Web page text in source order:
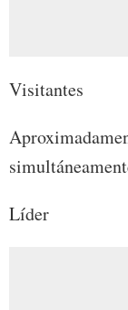
Visitantes
Líder